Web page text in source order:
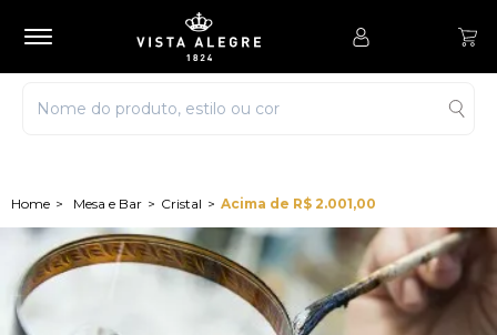
Mesa e Bar Cristal Acima de R$ 2.001,00